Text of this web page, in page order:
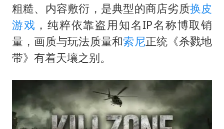
粗糙、内容敷衍，是典型的商店劣质换皮
游戏 ，纯粹依靠盗用知名IP名称博取销
量，画质与玩法质量和索尼正统《杀戮地
带》有着天壤之别。